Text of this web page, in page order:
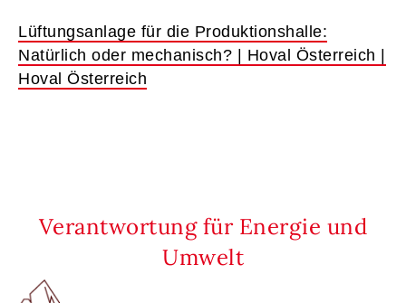
Lüftungsanlage für die Produktionshalle:
Natürlich oder mechanisch? | Hoval Österreich |
Hoval Österreich
Verantwortung für Energie und
Umwelt